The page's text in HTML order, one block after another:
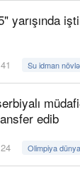
yarışında
Su idman
edib
Olimpiya